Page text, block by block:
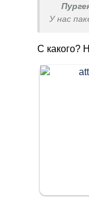
У нас
С какого?